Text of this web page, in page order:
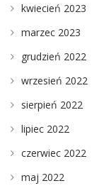
kwiecień 2023
marzec 2023
grudzień 2022
wrzesień 2022
sierpień 2022
lipiec 2022
czerwiec 2022
maj 2022